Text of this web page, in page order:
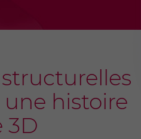
histoire
3D